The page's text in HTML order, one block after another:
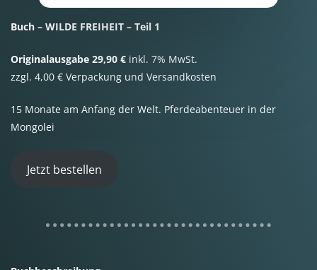
Buch – WILDE FREIHEIT – Teil 1
Originalausgabe 29,90 € inkl. 7% MwSt.
zzgl. 4,00 € Verpackung und Versandkosten
15 Monate am Anfang der Welt. Pferdeabenteuer in der
Mongolei
Jetzt bestellen